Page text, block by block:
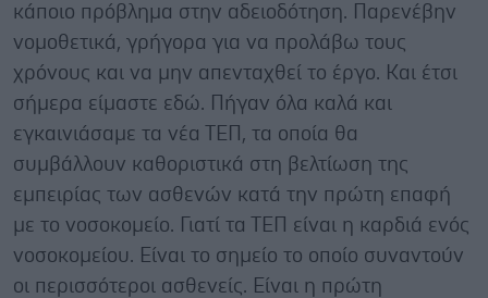
κάποιο πρόβλημα στην αδειοδότηση. Παρενέβην
νομοθετικά, γρήγορα για να προλάβω τους
χρόνους και να μην απενταχθεί το έργο. Και έτσι
σήμερα είμαστε εδώ. Πήγαν όλα καλά και
εγκαινιάσαμε τα νέα ΤΕΠ, τα οποία θα
συμβάλλουν καθοριστικά στη βελτίωση της
εμπειρίας των ασθενών κατά την πρώτη επαφή
με το νοσοκομείο. Γιατί τα ΤΕΠ είναι η καρδιά ενός
νοσοκομείου. Είναι το σημείο το οποίο συναντούν
οι περισσότεροι ασθενείς. Είναι η πρώτη